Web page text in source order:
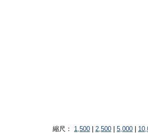
縮尺： 1,500 2,500 5,000